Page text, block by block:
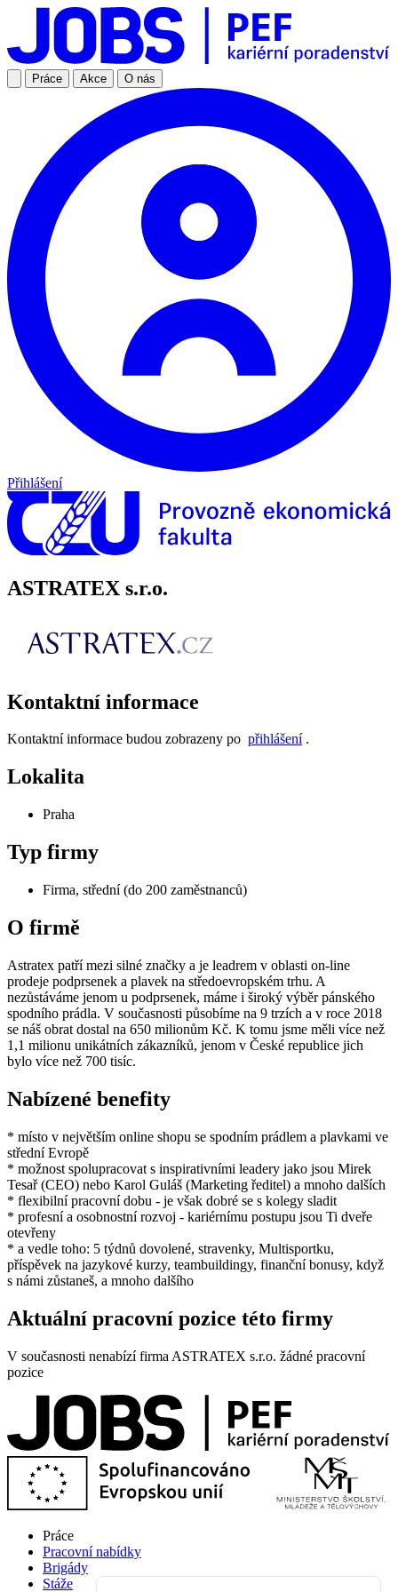
Práce Akce O nás
Přihlášení
ASTRATEX s.r.o.
Kontaktní informace
Kontaktní informace budou zobrazeny po přihlášení.
Lokalita
Praha
Typ firmy
Firma, střední (do 200 zaměstnanců)
O firmě
Astratex patří mezi silné značky a je leadrem v oblasti on-line
prodeje podprsenek a plavek na středoevropském trhu. A
nezůstáváme jenom u podprsenek, máme i široký výběr pánského
spodního prádla. V současnosti působíme na 9 trzích a v roce 2018
se náš obrat dostal na 650 milionům Kč. K tomu jsme měli více než
1,1 milionu unikátních zákazníků, jenom v České republice jich
bylo více než 700 tisíc.
Nabízené benefity
* místo v největším online shopu se spodním prádlem a plavkami ve
střední Evropě
* možnost spolupracovat s inspirativními leadery jako jsou Mirek
Tesař (CEO) nebo Karol Guláš (Marketing ředitel) a mnoho dalších
* flexibilní pracovní dobu - je však dobré se s kolegy sladit
* profesní a osobnostní rozvoj - kariérnímu postupu jsou Ti dveře
otevřeny
* a vedle toho: 5 týdnů dovolené, stravenky, Multisportku,
příspěvek na jazykové kurzy, teambuildingy, finanční bonusy, když
s námi zůstaneš, a mnoho dalšího
Aktuální pracovní pozice této firmy
V současnosti nenabízí firma ASTRATEX s.r.o. žádné pracovní
pozice
Práce
Pracovní nabídky
Brigády
Stáže